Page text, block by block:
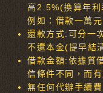
高2.5%(換算年
例如：借款一萬
還款方式:可分一
不還本金(提早結
借款金額:依據質
信條件不同，而
無任何代辦手續費